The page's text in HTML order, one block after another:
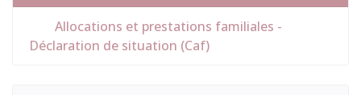
Allocations et prestations familiales -
Déclaration de situation (Caf)